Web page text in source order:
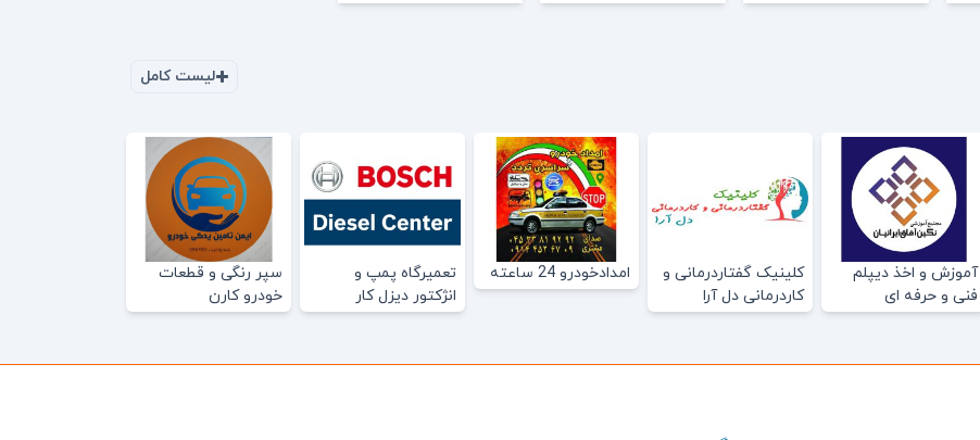
لیست کامل
آموزش و اخذ دیپلم
فنی و حرفه ای
کلینیک گفتاردرمانی و
کاردرمانی دل آرا
امدادخودرو 24 ساعته
تعمیرگاه پمپ و
انژکتور دیزل کار
سپر رنگی و قطعات
خودرو کارن